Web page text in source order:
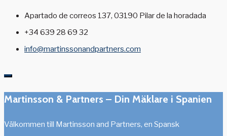
Apartado de correos 137, 03190 Pilar de la horadada
+34 639 28 69 32
info@martinssonandpartners.com
Martinsson & Partners – Din Mäklare i Spanien
Välkommen till Martinsson and Partners, en Spansk